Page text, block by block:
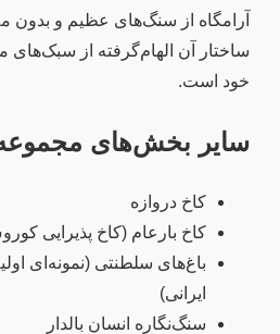
آرامگاه از سنگ‌های عظیم و بدون
ساختار آن الهام‌گرفته از
خود است.
سایر بخش‌های مجموعه
کاخ دروازه
کاخ بارعام (کاخ پذیرایی
باغ‌های سلطنتی (نمونه‌ای
ایرانی)
سنگ‌نگاره انسان بالدار